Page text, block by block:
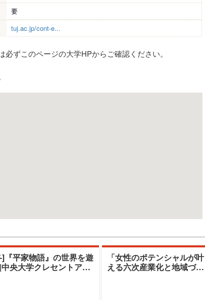
要
tuj.ac.jp/cont-e...
ずこのページの大学HPからご確認ください。
]『平家物語』の世界を遊
央大学クレセントアカ
「女性のポテンシャルが叶
える六次産業化と地域づく